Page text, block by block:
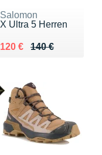
Salomon
X Ultra 5 Herren
140 €
Au lieu de 140 €
120 €
Vendu 120 €